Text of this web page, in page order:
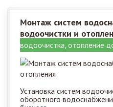
Монтаж систем
водоочистки и
водоочистка, отопление
Установка систем
оборотного